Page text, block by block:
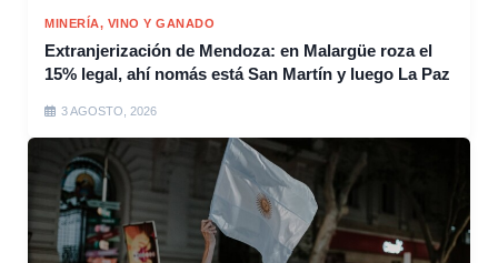
MINERÍA, VINO Y GANADO
Extranjerización de Mendoza: en Malargüe roza el
15% legal, ahí nomás está San Martín y luego La Paz
3 AGOSTO, 2026